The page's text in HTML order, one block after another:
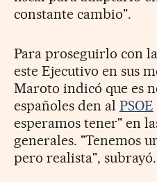
constante cambio".
Para proseguirlo con
este Ejecutivo en sus
Maroto indicó que es
españoles den al PSOE
esperamos tener" en
generales. "Tenemos
pero realista", subrayó.